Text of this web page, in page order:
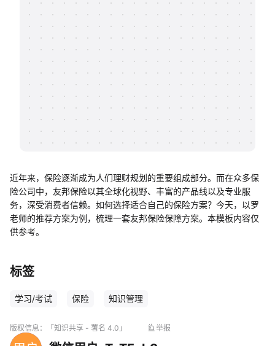
客户案例
支持
帮助中心
知识分享社区
近年来，保险逐渐成为人们理财规划的重要组成部分。而在众多保
险公司中，友邦保险以其全球化视野、丰富的产品线以及专业服
务，深受消费者信赖。如何选择适合自己的保险方案？今天，以罗
老师的推荐方案为例，梳理一套友邦保险保障方案。本模板内容仅
供参考。
标签
学习/考试 保险 知识管理
版权信息： 「知识共享 - 署名 4.0」 举报